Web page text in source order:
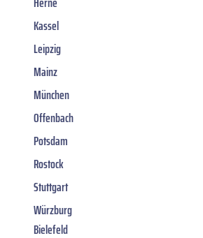
Kassel
Leipzig
Mainz
München
Offenbach
Potsdam
Rostock
Stuttgart
Würzburg
Bielefeld